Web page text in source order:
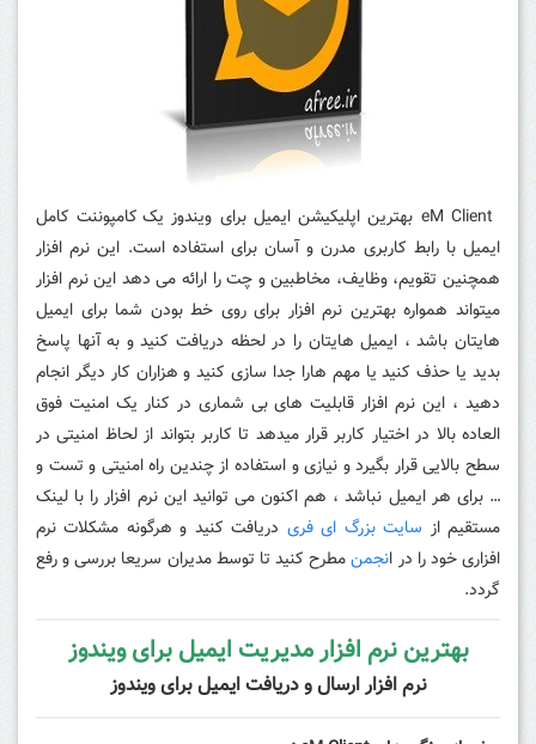
یک کامپوننت کامل
ایمیل با رابط کاربری مدرن و آسان برای استفاده است. این نرم افزار
همچنین تقویم، وظایف، مخاطبین و چت را ارائه می دهد این نرم افزار
میتواند همواره بهترین نرم افزار برای روی خط بودن شما برای ایمیل
هایتان باشد ، ایمیل هایتان را در لحظه دریافت کنید و به آنها پاسخ
بدید یا حذف کنید یا مهم هارا جدا سازی کنید و هزاران کار دیگر انجام
دهید ، این نرم افزار قابلیت های بی شماری در کنار یک امنیت فوق
العاده بالا در اختیار کاربر قرار میدهد تا کاربر بتواند از لحاظ امنیتی در
سطح بالایی قرار بگیرد و نیازی و استفاده از چندین راه امنیتی و تست و
… برای هر ایمیل نباشد ، هم اکنون می توانید این نرم افزار را با لینک
مستقیم از سایت بزرگ ای فری دریافت کنید و هرگونه مشکلات نرم
افزاری خود را در انجمنمطرح کنید تا توسط مدیران سریعا بررسی و رفع
گردد.
بهترین نرم افزار مدیریت ایمیل برای ویندوز
نرم افزار ارسال و دریافت ایمیل برای ویندوز